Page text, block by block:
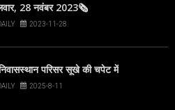
28 नवंबर 2023🗞
2023-11-28
परिसर सूखे की चपेट में
2025-8-11